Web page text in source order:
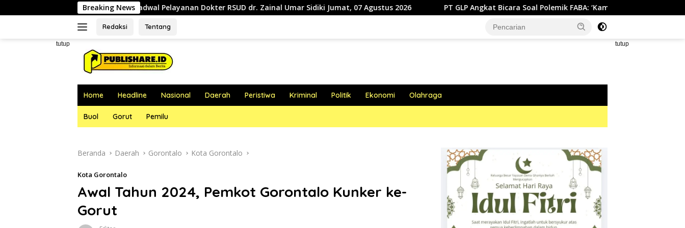
ke
Breaking News
Jadwal Pelayanan Dokter RSUD dr. Zainal Umar Sidiki Jumat, 07 Agustus 2026 PT GLP Angkat Bicara Soal Polemik FABA: ‘Kami Hanya Penuhi Permohonan Desa’
Redaksi Tentang
tutup tutup
Home Headline Nasional Daerah Peristiwa Kriminal Politik Ekonomi Olahraga
Buol Gorut Pemilu
Beranda Daerah Gorontalo Kota Gorontalo
Kota Gorontalo
Awal Tahun 2024, Pemkot Gorontalo Kunker ke-
Gorut